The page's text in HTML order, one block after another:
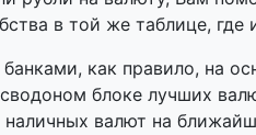
в той же таблице, где
как правило, на
блоке лучших
наличных валют на